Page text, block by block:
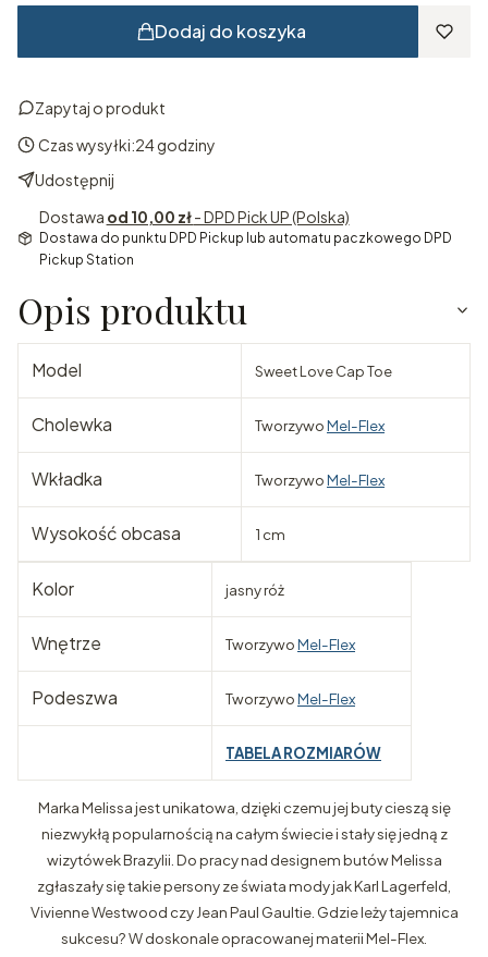
Dodaj do koszyka
Zapytaj o produkt
Czas wysyłki:24 godziny
Udostępnij
Dostawa od 10,00 zł- DPD Pick UP (Polska)
Dostawa do punktu DPD Pickup lub automatu paczkowego DPD
Pickup Station
Opis produktu
Model Sweet Love Cap Toe
Cholewka TworzywoMel-Flex
Wkładka TworzywoMel-Flex
Wysokość obcasa 1 cm
Kolor jasny róż
Wnętrze TworzywoMel-Flex
Podeszwa TworzywoMel-Flex
TABELA ROZMIARÓW
Marka Melissa jest unikatowa, dzięki czemu jej buty cieszą się
niezwykłą popularnością na całym świecie i stały się jedną z
wizytówek Brazylii. Do pracy nad designem butów Melissa
zgłaszały się takie persony ze świata mody jak Karl Lagerfeld,
Vivienne Westwood czy Jean Paul Gaultie. Gdzie leży tajemnica
sukcesu? W doskonale opracowanej materii Mel-Flex.